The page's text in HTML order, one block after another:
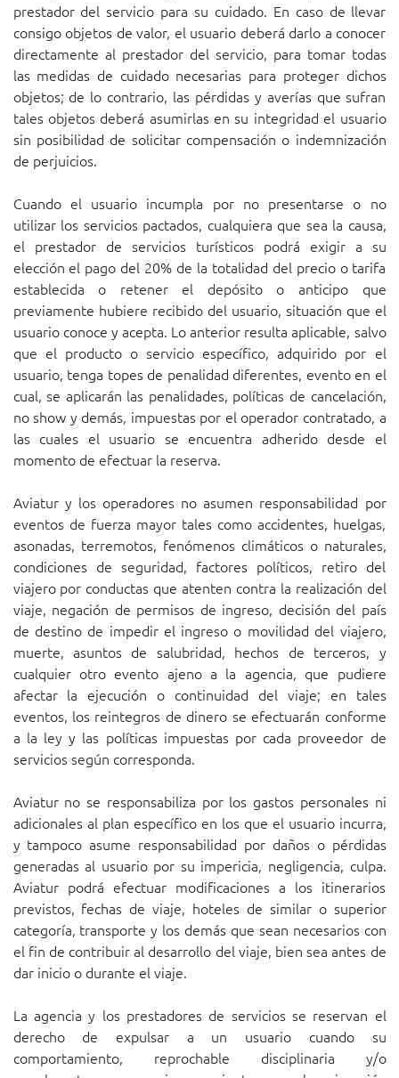
prestador del servicio para su cuidado. En caso de llevar
consigo objetos de valor, el usuario deberá darlo a conocer
directamente al prestador del servicio, para tomar todas
las medidas de cuidado necesarias para proteger dichos
objetos; de lo contrario, las pérdidas y averías que sufran
tales objetos deberá asumirlas en su integridad el usuario
sin posibilidad de solicitar compensación o indemnización
de perjuicios.
Cuando el usuario incumpla por no presentarse o no
utilizar los servicios pactados, cualquiera que sea la causa,
el prestador de servicios turísticos podrá exigir a su
elección el pago del 20% de la totalidad del precio o tarifa
establecida o retener el depósito o anticipo que
previamente hubiere recibido del usuario, situación que el
usuario conoce y acepta. Lo anterior resulta aplicable, salvo
que el producto o servicio específico, adquirido por el
usuario, tenga topes de penalidad diferentes, evento en el
cual, se aplicarán las penalidades, políticas de cancelación,
no show y demás, impuestas por el operador contratado, a
las cuales el usuario se encuentra adherido desde el
momento de efectuar la reserva.
Aviatur y los operadores no asumen responsabilidad por
eventos de fuerza mayor tales como accidentes, huelgas,
asonadas, terremotos, fenómenos climáticos o naturales,
condiciones de seguridad, factores políticos, retiro del
viajero por conductas que atenten contra la realización del
viaje, negación de permisos de ingreso, decisión del país
de destino de impedir el ingreso o movilidad del viajero,
muerte, asuntos de salubridad, hechos de terceros, y
cualquier otro evento ajeno a la agencia, que pudiere
afectar la ejecución o continuidad del viaje; en tales
eventos, los reintegros de dinero se efectuarán conforme
a la ley y las políticas impuestas por cada proveedor de
servicios según corresponda.
Aviatur no se responsabiliza por los gastos personales ni
adicionales al plan específico en los que el usuario incurra,
y tampoco asume responsabilidad por daños o pérdidas
generadas al usuario por su impericia, negligencia, culpa.
Aviatur podrá efectuar modificaciones a los itinerarios
previstos, fechas de viaje, hoteles de similar o superior
categoría, transporte y los demás que sean necesarios con
el fin de contribuir al desarrollo del viaje, bien sea antes de
dar inicio o durante el viaje.
La agencia y los prestadores de servicios se reservan el
derecho de expulsar a un usuario cuando su
comportamiento, reprochable disciplinaria y/o